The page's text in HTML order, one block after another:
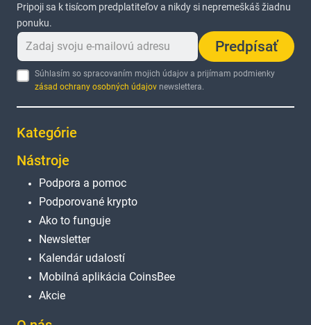
Pripoji sa k tisícom predplatiteľov a nikdy si nepremeškáš žiadnu
ponuku.
Predpísať
Súhlasím so spracovaním mojich údajov a prijímam podmienky
zásad ochrany osobných údajov newslettera.
Kategórie
Nástroje
Podpora a pomoc
Podporované krypto
Ako to funguje
Newsletter
Kalendár udalostí
Mobilná aplikácia CoinsBee
Akcie